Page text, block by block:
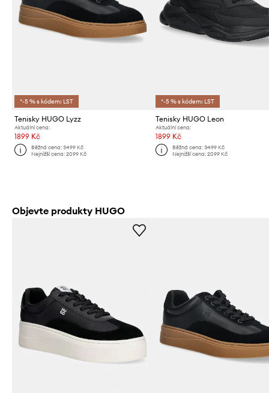
*-5 % s kódem: LST
Tenisky HUGO Lyzz
Aktuální cena:
1899 Kč
Běžná cena:3499 Kč
Nejnižší cena:2099 Kč
*-5 % s kódem: LST
Tenisky HUGO Leon
Aktuální cena:
1899 Kč
Běžná cena: 3499 Kč
Nejnižší cena: 2099 Kč
Objevte produkty HUGO